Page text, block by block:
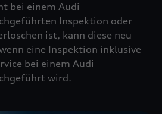
bei einem Audi
Inspektion oder
ist, kann diese neu
eine Inspektion inklusive
bei einem Audi
wird.